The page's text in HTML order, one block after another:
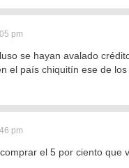
pm
se hayan avalado
el país chiquitín ese de los
pm
el 5 por ciento que